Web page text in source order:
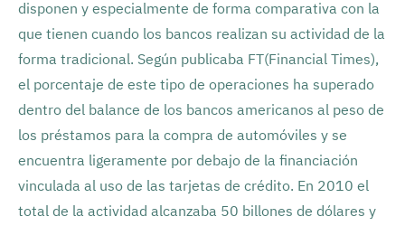
disponen y especialmente de forma comparativa con la
que tienen cuando los bancos realizan su actividad de la
forma tradicional. Según publicaba FT(Financial Times),
el porcentaje de este tipo de operaciones ha superado
dentro del balance de los bancos americanos al peso de
los préstamos para la compra de automóviles y se
encuentra ligeramente por debajo de la financiación
vinculada al uso de las tarjetas de crédito. En 2010 el
total de la actividad alcanzaba 50 billones de dólares y